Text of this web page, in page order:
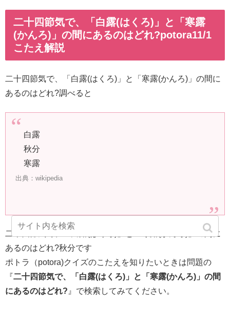
二十四節気で、「白露(はくろ)」と「寒露
(かんろ)」の間にあるのはどれ?potora11/1
こたえ解説
二十四節気で、「白露(はくろ)」と「寒露(かんろ)」の間に
あるのはどれ?調べると
白露
秋分
寒露
出典：wikipedia
二十四節気で、「白露(はくろ)」と「寒露(かんろ)」の間に
あるのはどれ?秋分です
ポトラ（potora)クイズのこたえを知りたいときは問題の
『 二十四節気で、「白露(はくろ)」と「寒露(かんろ)」の間
にあるのはどれ?』で検索してみてください。